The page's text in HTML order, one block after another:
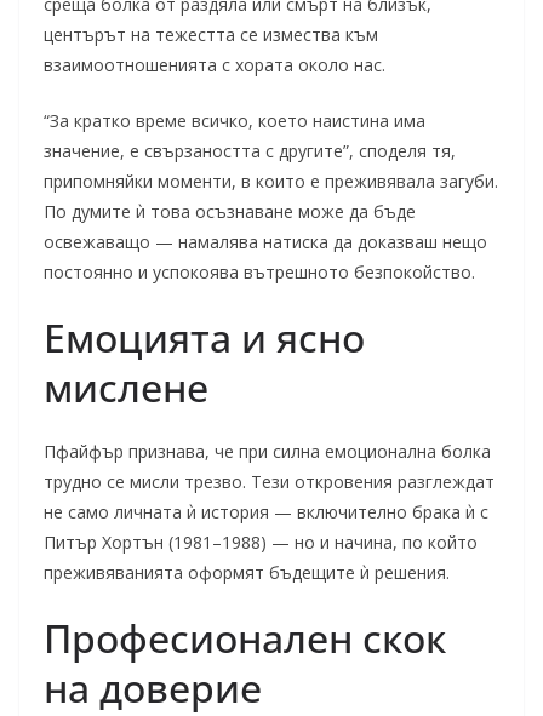
центърът на тежестта се измества към
взаимоотношенията с хората около нас.
“За кратко време всичко, което наистина има
значение, е свързаността с другите”, споделя тя,
припомняйки моменти, в които е преживявала загуби.
По думите ѝ това осъзнаване може да бъде
освежаващо — намалява натиска да доказваш нещо
постоянно и успокоява вътрешното безпокойство.
Емоцията и ясно
мислене
Пфайфър признава, че при силна емоционална болка
трудно се мисли трезво. Тези откровения разглеждат
не само личната ѝ история — включително брака ѝ с
Питър Хортън (1981–1988) — но и начина, по който
преживяванията оформят бъдещите ѝ решения.
Професионален скок
на доверие